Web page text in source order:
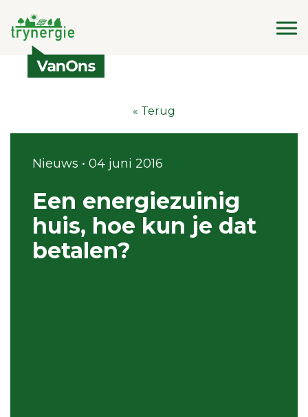
« Terug
Nieuws • 04 juni 2016
Een energiezuinig
huis, hoe kun je dat
betalen?